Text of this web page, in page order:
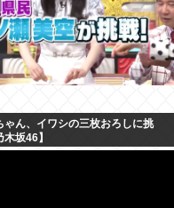
ゃん、イワシの三枚おろしに挑
坂46】